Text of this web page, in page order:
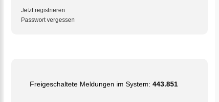
Jetzt registrieren
Passwort vergessen
Freigeschaltete Meldungen im System: 443.851